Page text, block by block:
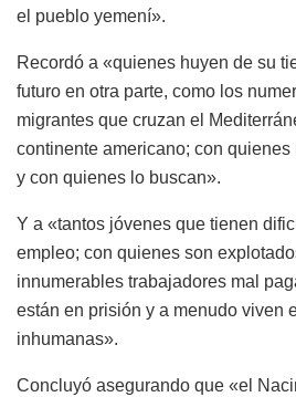
el pueblo yemení».
Recordó a «quienes huyen de su
futuro en otra parte, como los
migrantes que cruzan el
continente americano; con
y con quienes lo buscan».
Y a «tantos jóvenes que tienen
empleo; con quienes son
innumerables trabajadores mal
están en prisión y a menudo viven
inhumanas».
Concluyó asegurando que «el